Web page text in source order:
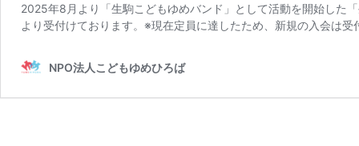
2025年8月より「生駒こどもゆめバンド」として活動を開始し
より受付けております。※現在定員に達したため、新規の入会は
NPO法人こどもゆめひろば